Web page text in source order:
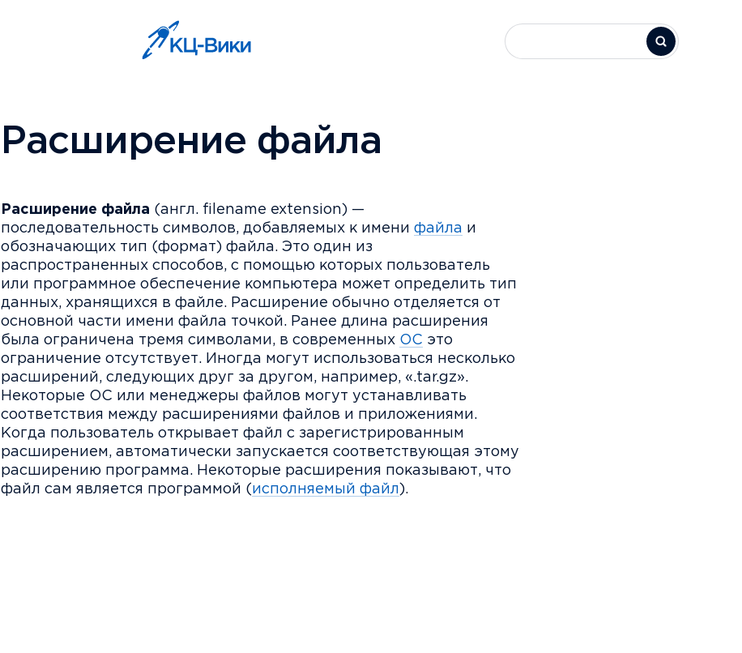
Расширение файла
Расширение файла (англ. filename extension) —
последовательность символов, добавляемых к имени файла и
обозначающих тип (формат) файла. Это один из
распространенных способов, с помощью которых пользователь
или программное обеспечение компьютера может определить тип
данных, хранящихся в файле. Расширение обычно отделяется от
основной части имени файла точкой. Ранее длина расширения
была ограничена тремя символами, в современных ОС это
ограничение отсутствует. Иногда могут использоваться несколько
расширений, следующих друг за другом, например, «.tar.gz».
Некоторые ОС или менеджеры файлов могут устанавливать
соответствия между расширениями файлов и приложениями.
Когда пользователь открывает файл с зарегистрированным
расширением, автоматически запускается соответствующая этому
расширению программа. Некоторые расширения показывают, что
файл сам является программой ( исполняемый файл).